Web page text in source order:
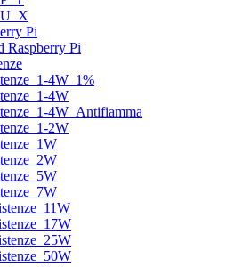
Pi
Raspberry Pi
4W_1%
4W
4W_Antifiamma
2W